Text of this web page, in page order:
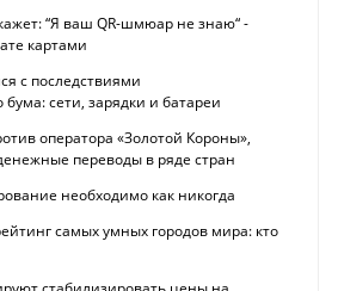
“Я ваш QR-шмюар не знаю“ -
картами
с последствиями
сети, зарядки и батареи
оператора «Золотой Короны»,
переводы в ряде стран
необходимо как никогда
самых умных городов мира: кто